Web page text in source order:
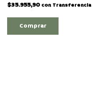
$35.955,90 con Transferencia